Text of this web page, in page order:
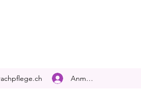
Anmelden